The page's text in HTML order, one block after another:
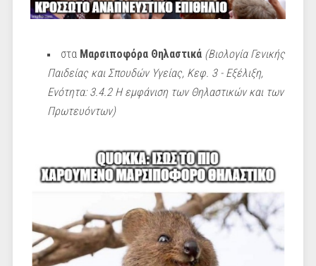
στα Μαρσιποφόρα Θηλαστικά (Βιολογία Γενικής
Παιδείας και Σπουδών Υγείας, Κεφ. 3 - Εξέλιξη,
Ενότητα: 3.4.2 Η εμφάνιση των Θηλαστικών και των
Πρωτευόντων)